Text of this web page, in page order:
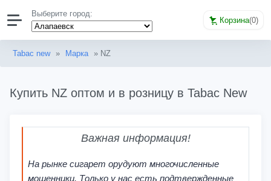
Выберите город:
Корзина(0)
Tabac new » Марка » NZ
Купить NZ оптом и в розницу в Tabac New
Важная информация!
На рынке сигарет орудуют многочисленные
мошенники. Только у нас есть подтвержденные